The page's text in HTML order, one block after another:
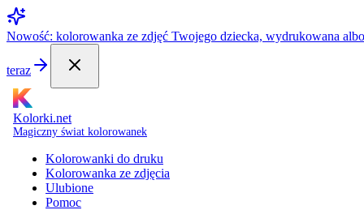
Nowość: kolorowanka ze zdjęć Twojego dziecka, wydrukowana
teraz
Kolorki.net
Magiczny świat kolorowanek
Kolorowanki do druku
Kolorowanka ze zdjęcia
Ulubione
Pomoc